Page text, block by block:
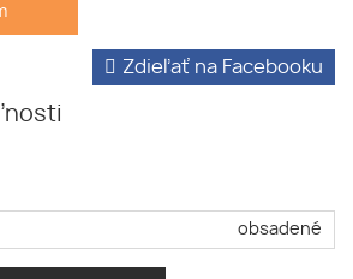
Zdieľať na Facebooku
obsadené